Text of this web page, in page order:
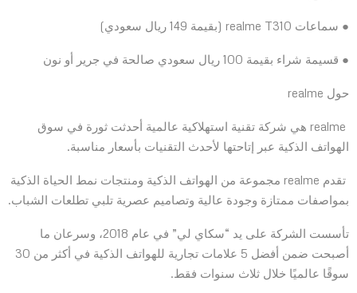
● سماعات realme T310 (بقيمة 149 ريال سعودي)
● قسيمة شراء بقيمة 100 ريال سعودي صالحة في جرير أو نون
حول realme
realme هي شركة تقنية استهلاكية عالمية أحدثت ثورة في سوق
الهواتف الذكية عبر إتاحتها لأحدث التقنيات بأسعار مناسبة.
تقدم realme مجموعة من الهواتف الذكية ومنتجات نمط الحياة الذكية
بمواصفات ممتازة وجودة عالية وتصاميم عصرية تلبي تطلعات الشباب.
تأسست الشركة على يد “سكاي لي” في عام 2018، وسرعان ما
أصبحت ضمن أفضل 5 علامات تجارية للهواتف الذكية في أكثر من 30
سوقًا عالميًا خلال ثلاث سنوات فقط.